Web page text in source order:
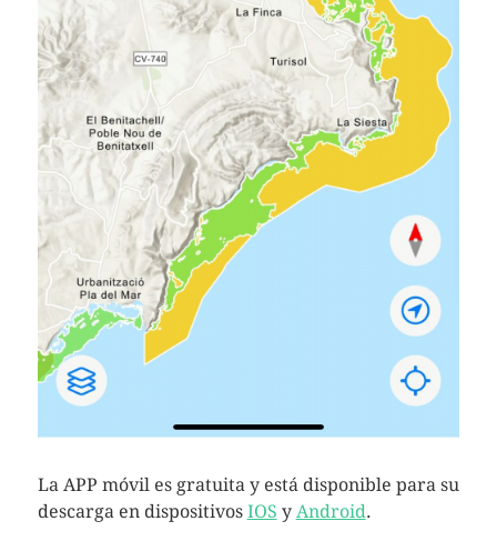
La APP móvil es gratuita y está disponible para su
descarga en dispositivos IOS y Android.